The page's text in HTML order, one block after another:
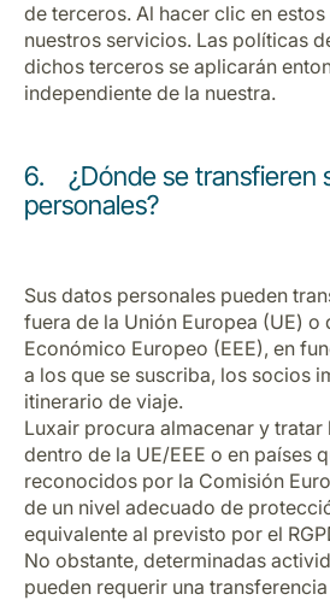
de terceros. Al hacer clic en
nuestros servicios. Las políticas
dichos terceros se aplicarán
independiente de la nuestra.
6. ¿Dónde se transfieren
personales?
Sus datos personales pueden
fuera de la Unión Europea (UE) o
Económico Europeo (EEE), en
a los que se suscriba, los socios
itinerario de viaje.
Luxair procura almacenar y
dentro de la UE/EEE o en países
reconocidos por la Comisión
de un nivel adecuado de
equivalente al previsto por el
No obstante, determinadas
pueden requerir una